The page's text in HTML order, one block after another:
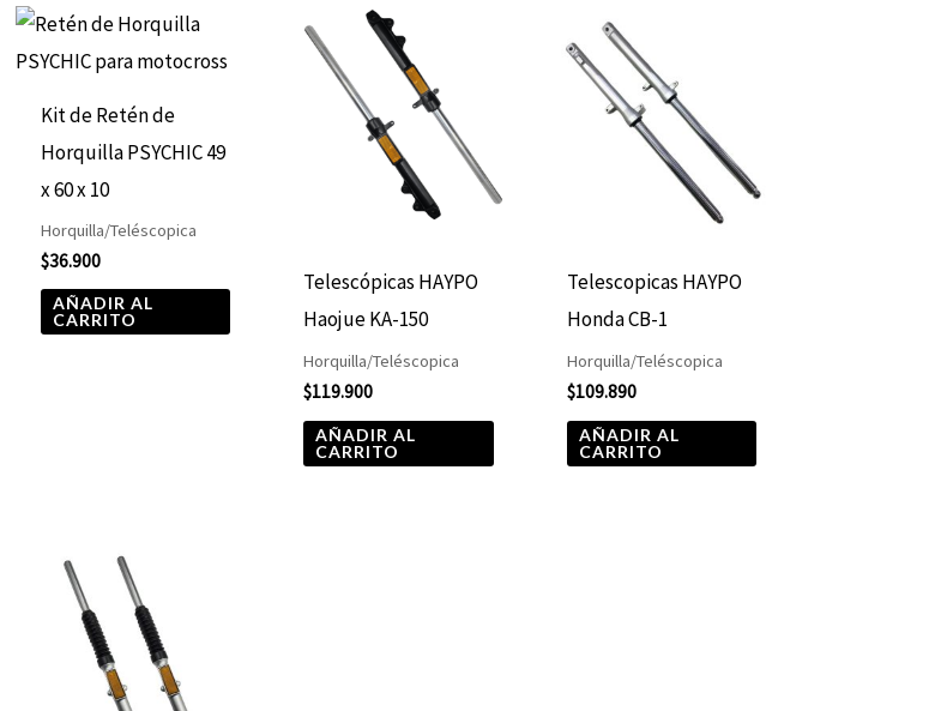
Kit de Retén de
Horquilla PSYCHIC 49
x 60 x 10
Horquilla/Teléscopica
$36.900
AÑADIR AL
CARRITO
Telescópicas HAYPO
Haojue KA-150
Horquilla/Teléscopica
$119.900
AÑADIR AL
CARRITO
Telescopicas HAYPO
Honda CB-1
Horquilla/Teléscopica
$109.890
AÑADIR AL
CARRITO